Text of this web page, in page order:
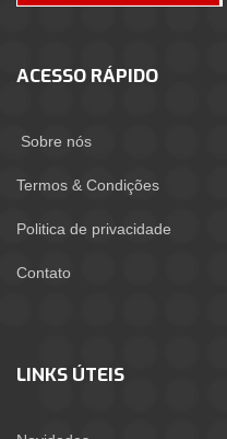
ACESSO RÁPIDO
Sobre nós
Termos & Condições
Politica de privacidade
Contato
LINKS ÚTEIS